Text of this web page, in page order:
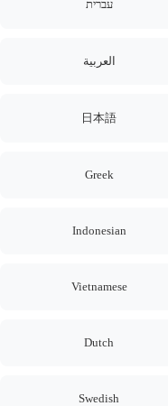
עברית
العربية
日本語
Greek
Indonesian
Vietnamese
Dutch
Swedish